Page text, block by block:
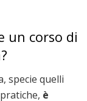
un corso di
specie quelli
è